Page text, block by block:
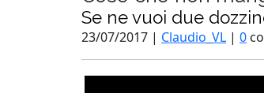
Se ne vuoi due
23/07/2017 | Claudio_VL | 0